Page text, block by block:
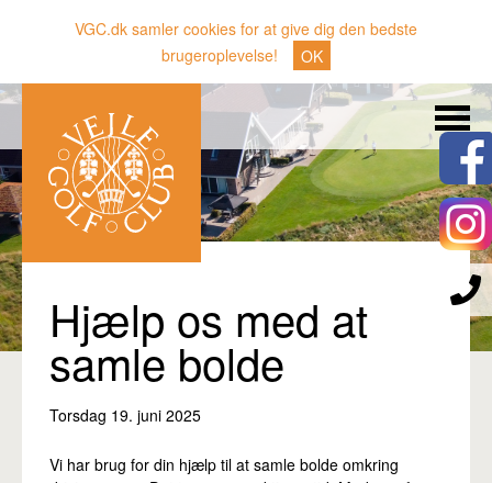
VGC.dk samler cookies for at give dig den bedste
brugeroplevelse!
OK
Nyheder
Klubben
Gæster
Sporten
Erhverv
Den lille Kok
Hjælp os med at
samle bolde
Torsdag 19. juni 2025
Vi har brug for din hjælp til at samle bolde omkring